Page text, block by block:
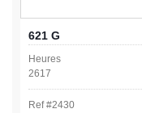
621 G
Heures
2617
Ref #2430